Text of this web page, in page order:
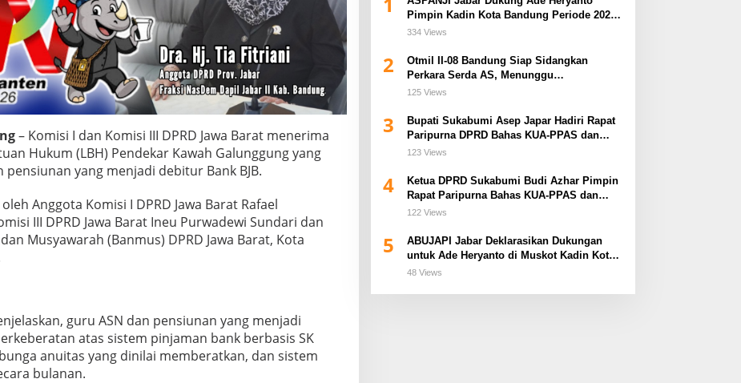
– Komisi I dan Komisi III DPRD Jawa Barat menerima
Hukum (LBH) Pendekar Kawah Galunggung yang
pensiunan yang menjadi debitur Bank BJB.
Anggota Komisi I DPRD Jawa Barat Rafael
III DPRD Jawa Barat Ineu Purwadewi Sundari dan
Musyawarah (Banmus) DPRD Jawa Barat, Kota
guru ASN dan pensiunan yang menjadi
atas sistem pinjaman bank berbasis SK
anuitas yang dinilai memberatkan, dan sistem
bulanan.
Pimpin Kadin Kota Bandung Periode 2026–
2031
334 Views
2
Otmil II-08 Bandung Siap Sidangkan
Perkara Serda AS, Menunggu
Rekomendasi Korem Sunan Gunung Jati
125 Views
3
Bupati Sukabumi Asep Japar Hadiri Rapat
Paripurna DPRD Bahas KUA-PPAS dan
Raperda Disabilitas
123 Views
4
Ketua DPRD Sukabumi Budi Azhar Pimpin
Rapat Paripurna Bahas KUA-PPAS dan
Raperda Tirta Jaya
122 Views
5
ABUJAPI Jabar Deklarasikan Dukungan
untuk Ade Heryanto di Muskot Kadin Kota
Bandung
48 Views